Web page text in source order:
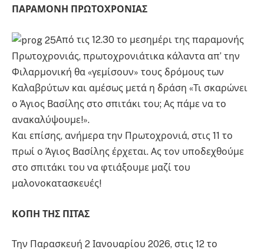
ΠΑΡΑΜΟΝΗ ΠΡΩΤΟΧΡΟΝΙΑΣ
Από τις 12.30 το μεσημέρι της παραμονής
Πρωτοχρονιάς, πρωτοχρονιάτικα κάλαντα απ’ την
Φιλαρμονική θα «γεμίσουν» τους δρόμους των
Καλαβρύτων και αμέσως μετά η δράση «Τι σκαρώνει
ο Άγιος Βασίλης στο σπιτάκι του; Ας πάμε να το
ανακαλύψουμε!».
Και επίσης, ανήμερα την Πρωτοχρονιά, στις 11 το
πρωί ο Άγιος Βασίλης έρχεται. Ας τον υποδεχθούμε
στο σπιτάκι του να φτιάξουμε μαζί του
μαλονοκατασκευές!
ΚΟΠΗ ΤΗΣ ΠΙΤΑΣ
Την Παρασκευή 2 Ιανουαρίου 2026, στις 12 το